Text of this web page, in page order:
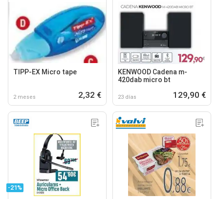
TIPP-EX Micro tape
2 meses 2,32 €
KENWOOD Cadena m-
420dab micro bt
23 días 129,90 €
-21%